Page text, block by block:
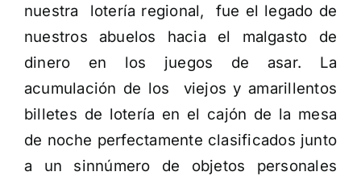
nuestra lotería regional, fue el legado de
nuestros abuelos hacia el malgasto de
dinero en los juegos de asar. La
acumulación de los viejos y amarillentos
billetes de lotería en el cajón de la mesa
de noche perfectamente clasificados junto
a un sinnúmero de objetos personales